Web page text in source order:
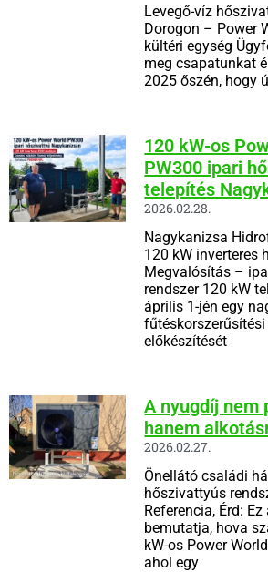
Levegő-víz
Dorogon – Power
kültéri egység
meg csapatunkat
2025 őszén, hogy
120 kW-os
PW300 ipari
telepítés
2026.02.28.
Nagykanizsa
120 kW inverteres
Megvalósítás –
rendszer 120 kW
április 1-jén egy
előkészítését
A nyugdíj nem
hanem
2026.02.27.
Önellátó családi
hőszivattyús
Referencia, Érd:
bemutatja, hova
kW-os Power
ahol egy